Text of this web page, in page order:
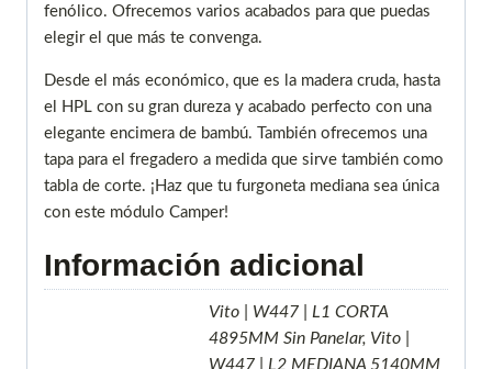
fenólico. Ofrecemos varios acabados para que puedas
elegir el que más te convenga.
Desde el más económico, que es la madera cruda, hasta
el HPL con su gran dureza y acabado perfecto con una
elegante encimera de bambú. También ofrecemos una
tapa para el fregadero a medida que sirve también como
tabla de corte. ¡Haz que tu furgoneta mediana sea única
con este módulo Camper!
Información adicional
Vito | W447 | L1 CORTA
4895MM Sin Panelar, Vito |
W447 | L2 MEDIANA 5140MM